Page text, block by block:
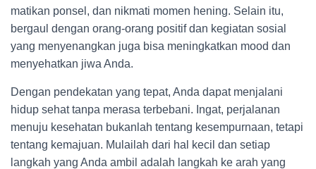
matikan ponsel, dan nikmati momen hening. Selain itu,
bergaul dengan orang-orang positif dan kegiatan sosial
yang menyenangkan juga bisa meningkatkan mood dan
menyehatkan jiwa Anda.
Dengan pendekatan yang tepat, Anda dapat menjalani
hidup sehat tanpa merasa terbebani. Ingat, perjalanan
menuju kesehatan bukanlah tentang kesempurnaan, tetapi
tentang kemajuan. Mulailah dari hal kecil dan setiap
langkah yang Anda ambil adalah langkah ke arah yang